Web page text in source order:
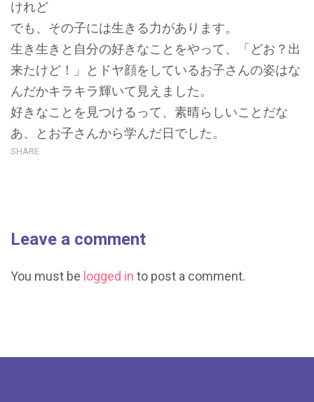
けれど
でも、その子には生きる力があります。
生き生きと自分の好きなことをやって、「どお？出
来たけど！」とドヤ顔をしているお子さんの姿はな
んだかキラキラ輝いて見えました。
好きなことを見つけるって、素晴らしいことだな
あ、とお子さんから学んだ日でした。
SHARE
Leave a comment
You must be logged in to post a comment.